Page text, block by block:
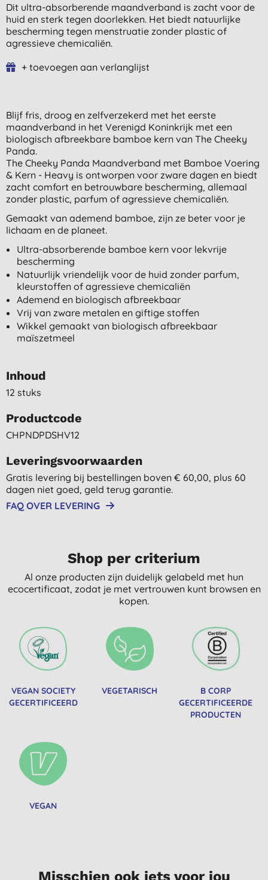
Dit ultra-absorberende maandverband is zacht voor de
huid en sterk tegen doorlekken. Het biedt natuurlijke
bescherming tegen menstruatie zonder plastic of
agressieve chemicaliën.
+ toevoegen aan verlanglijst
Blijf fris, droog en zelfverzekerd met het eerste
maandverband in het Verenigd Koninkrijk met een
biologisch afbreekbare bamboe kern van The Cheeky
Panda.
The Cheeky Panda Maandverband met Bamboe Voering
& Kern - Heavy is ontworpen voor zware dagen en biedt
zacht comfort en betrouwbare bescherming, allemaal
zonder plastic, parfum of agressieve chemicaliën.
Gemaakt van ademend bamboe, zijn ze beter voor je
lichaam en de planeet.
Ultra-absorberende bamboe kern voor lekvrije
bescherming
Natuurlijk vriendelijk voor de huid zonder parfum,
kleurstoffen of agressieve chemicaliën
Ademend en biologisch afbreekbaar
Vrij van zware metalen en giftige stoffen
Wikkel gemaakt van biologisch afbreekbaar
maïszetmeel
Inhoud
12 stuks
Productcode
CHPNDPDSHV12
Leveringsvoorwaarden
Gratis levering bij bestellingen boven € 60,00, plus 60
dagen niet goed, geld terug garantie.
FAQ OVER LEVERING
Shop per criterium
Al onze producten zijn duidelijk gelabeld met hun
ecocertificaat, zodat je met vertrouwen kunt browsen en
kopen.
VEGAN SOCIETY
GECERTIFICEERD
VEGETARISCH
B CORP
GECERTIFICEERDE
PRODUCTEN
VEGAN
Misschien ook iets voor jou